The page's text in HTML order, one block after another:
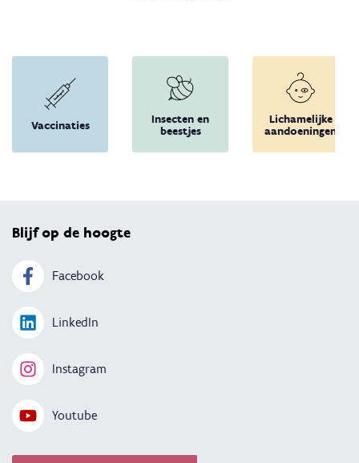
Vaccinaties
Insecten en
beestjes
Lichamelijke
aandoeningen
Blijf op de hoogte
Facebook
LinkedIn
Instagram
Youtube